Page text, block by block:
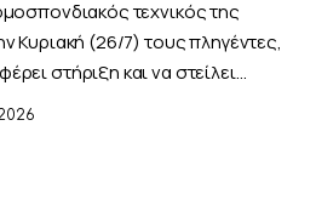
τεχνικός της
Κυριακή (26/7) τους πληγέντες,
στήριξη και να στείλει…